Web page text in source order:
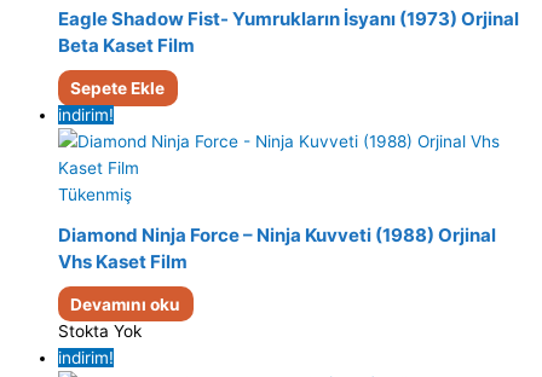
Eagle Shadow Fist- Yumrukların İsyanı (1973) Orjinal
Beta Kaset Film
Sepete Ekle
indirim!
Tükenmiş
Diamond Ninja Force – Ninja Kuvveti (1988) Orjinal
Vhs Kaset Film
Devamını oku
Stokta Yok
indirim!